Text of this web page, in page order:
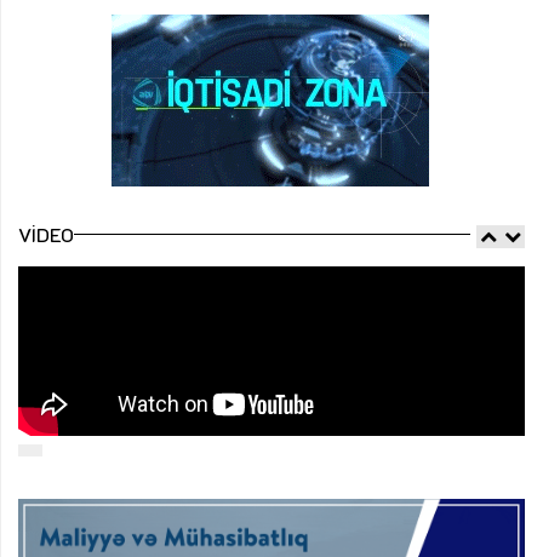
VIDEO